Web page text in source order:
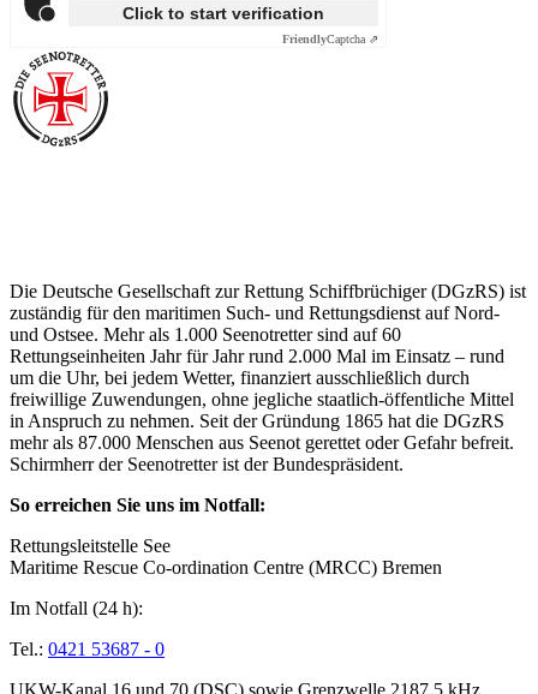
Click to start verification
FriendlyCaptcha ⇗
Die Deutsche Gesellschaft zur Rettung Schiffbrüchiger (DGzRS) ist
zuständig für den maritimen Such- und Rettungsdienst auf Nord-
und Ostsee. Mehr als 1.000 Seenotretter sind auf 60
Rettungseinheiten Jahr für Jahr rund 2.000 Mal im Einsatz – rund
um die Uhr, bei jedem Wetter, finanziert ausschließlich durch
freiwillige Zuwendungen, ohne jegliche staatlich-öffentliche Mittel
in Anspruch zu nehmen. Seit der Gründung 1865 hat die DGzRS
mehr als 87.000 Menschen aus Seenot gerettet oder Gefahr befreit.
Schirmherr der Seenotretter ist der Bundespräsident.
So erreichen Sie uns im Notfall:
Rettungsleitstelle See
Maritime Rescue Co-ordination Centre (MRCC) Bremen
Im Notfall (24 h):
Tel.: 0421 53687 - 0
UKW-Kanal 16 und 70 (DSC) sowie Grenzwelle 2187,5 kHz